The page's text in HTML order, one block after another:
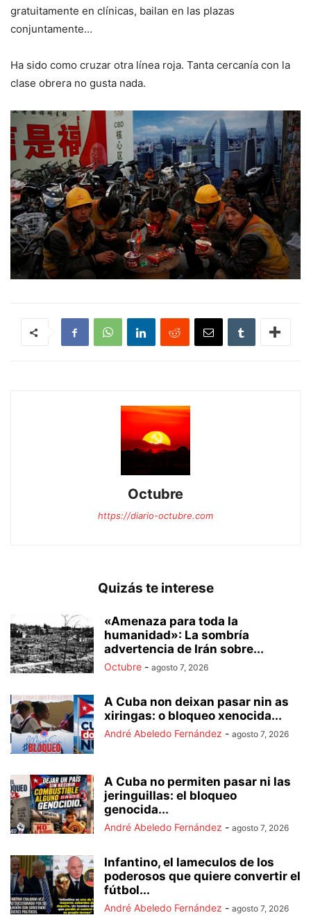
gratuitamente en clínicas, bailan en las plazas
conjuntamente…
Ha sido como cruzar otra línea roja. Tanta cercanía con la
clase obrera no gusta nada.
Octubre
https://diario-octubre.com
Quizás te interese
«Amenaza para toda la
humanidad»: La sombría
advertencia de Irán sobre...
Octubre - agosto 7, 2026
A Cuba non deixan pasar nin as
xiringas: o bloqueo xenocida...
André Abeledo Fernández - agosto 7, 2026
A Cuba no permiten pasar ni las
jeringuillas: el bloqueo
genocida...
André Abeledo Fernández - agosto 7, 2026
Infantino, el lameculos de los
poderosos que quiere convertir el
fútbol...
André Abeledo Fernández - agosto 7, 2026